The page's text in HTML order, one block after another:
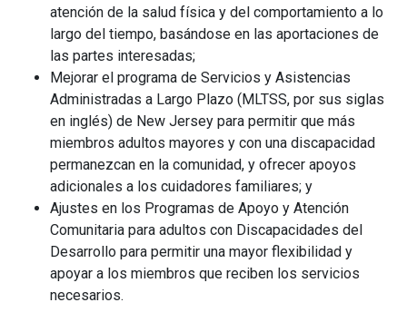
atención de la salud física y del comportamiento a lo
largo del tiempo, basándose en las aportaciones de
las partes interesadas;
Mejorar el programa de Servicios y Asistencias
Administradas a Largo Plazo (MLTSS, por sus siglas
en inglés) de New Jersey para permitir que más
miembros adultos mayores y con una discapacidad
permanezcan en la comunidad, y ofrecer apoyos
adicionales a los cuidadores familiares; y
Ajustes en los Programas de Apoyo y Atención
Comunitaria para adultos con Discapacidades del
Desarrollo para permitir una mayor flexibilidad y
apoyar a los miembros que reciben los servicios
necesarios.